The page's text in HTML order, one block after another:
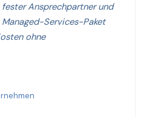
fester Ansprechpartner und
Services-Paket
ohne